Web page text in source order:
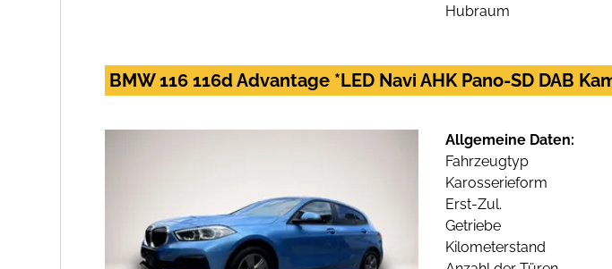
Hubraum
BMW 116 116d Advantage *LED Navi AHK Pano-SD DAB
Allgemeine Daten:
Fahrzeugtyp
Karosserieform
Erst-Zul.
Getriebe
Kilometerstand